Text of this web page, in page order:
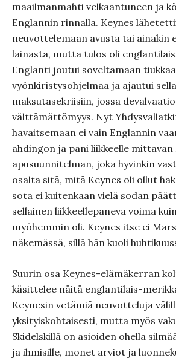
maailmanmahti velkaantuneen ja
Englannin rinnalla. Keynes
neuvottelemaan avusta tai ainakin
lainasta, mutta tulos oli
Englanti joutui soveltamaan tiukkaa
vyönkiristysohjelmaa ja ajautui
maksutasekriisiin, jossa
välttämättömyys. Nyt
havaitsemaan ei vain Englannin
ahdingon ja pani liikkeelle
apusuunnitelman, joka hyvinkin
osalta sitä, mitä Keynes oli ollut
sota ei kuitenkaan vielä sodan
sellainen liikkeellepaneva voima
myöhemmin oli. Keynes itse ei
näkemässä, sillä hän kuoli
Suurin osa Keynes-elämäkerran
käsittelee näitä englantilais-
Keynesin vetämiä neuvotteluja
yksityiskohtaisesti, mutta myös
Skidelskillä on asioiden ohella
ja ihmisille, monet arviot ja